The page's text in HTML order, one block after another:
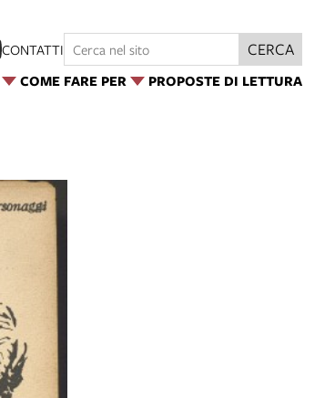
COME FARE PER PROPOSTE DI LETTURA
CONTATTI CERCA